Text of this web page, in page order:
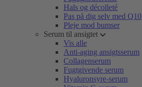
Hals og décolleté
Pas på dig selv med Q10
Pleje mod bumser
Serum til ansigtet
Vis alle
Anti-aging ansigtsserum
Collagenserum
Fugtgivende serum
Hyaluronsyre-serum